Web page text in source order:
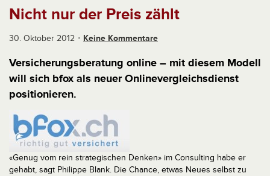
Nicht nur der Preis zählt
30. Oktober 2012 Keine Kommentare
Versicherungsberatung online – mit diesem Modell
will sich bfox als neuer Onlinevergleichsdienst
positionieren.
«Genug vom rein strategischen Denken» im Consulting habe er
gehabt, sagt Philippe Blank. Die Chance, etwas Neues selbst zu